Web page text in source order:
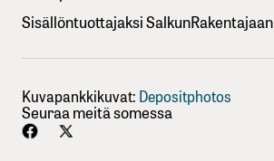
Sisällöntuottajaksi SalkunRakentajaan
Kuvapankkikuvat: Depositphotos
Seuraa meitä somessa